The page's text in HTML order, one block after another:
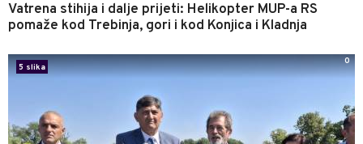
Vatrena stihija i dalje prijeti: Helikopter MUP-a RS
pomaže kod Trebinja, gori i kod Konjica i Kladnja
5 slika
0